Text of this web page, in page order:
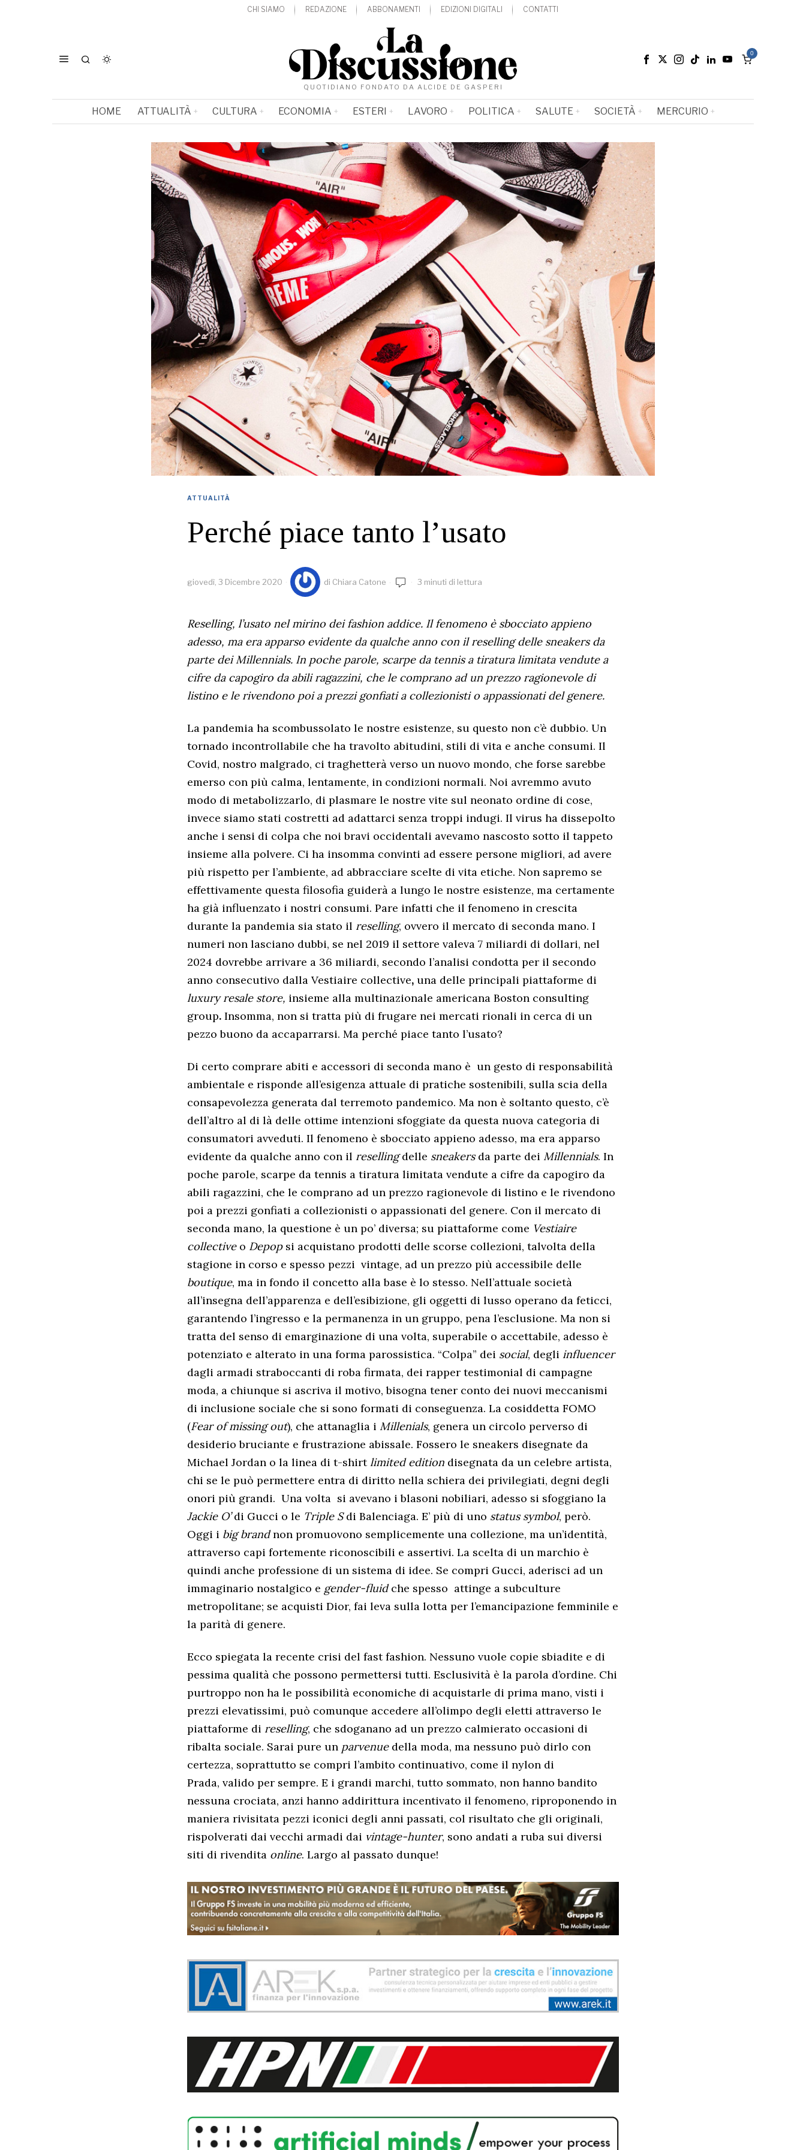
CHI SIAMO REDAZIONE ABBONAMENTI EDIZIONI DIGITALI CONTATTI
QUOTIDIANO FONDATO DA ALCIDE DE GASPERI
0
HOME ATTUALITÀ CULTURA ECONOMIA ESTERI LAVORO POLITICA SALUTE SOCIETÀ MERCURIO
ATTUALITÀ
Perché piace tanto l’usato
giovedì, 3 Dicembre 2020 di Chiara Catone 3 minuti di lettura
Reselling, l’usato nel mirino dei fashion addice. Il fenomeno è sbocciato appieno
adesso, ma era apparso evidente da qualche anno con il reselling delle sneakers da
parte dei Millennials. In poche parole, scarpe da tennis a tiratura limitata vendute a
cifre da capogiro da abili ragazzini, che le comprano ad un prezzo ragionevole di
listino e le rivendono poi a prezzi gonfiati a collezionisti o appassionati del genere.
La pandemia ha scombussolato le nostre esistenze, su questo non c’è dubbio. Un
tornado incontrollabile che ha travolto abitudini, stili di vita e anche consumi. Il
Covid, nostro malgrado, ci traghetterà verso un nuovo mondo, che forse sarebbe
emerso con più calma, lentamente, in condizioni normali. Noi avremmo avuto
modo di metabolizzarlo, di plasmare le nostre vite sul neonato ordine di cose,
invece siamo stati costretti ad adattarci senza troppi indugi. Il virus ha dissepolto
anche i sensi di colpa che noi bravi occidentali avevamo nascosto sotto il tappeto
insieme alla polvere. Ci ha insomma convinti ad essere persone migliori, ad avere
più rispetto per l’ambiente, ad abbracciare scelte di vita etiche. Non sapremo se
effettivamente questa filosofia guiderà a lungo le nostre esistenze, ma certamente
ha già influenzato i nostri consumi. Pare infatti che il fenomeno in crescita
durante la pandemia sia stato il reselling, ovvero il mercato di seconda mano. I
numeri non lasciano dubbi, se nel 2019 il settore valeva 7 miliardi di dollari, nel
2024 dovrebbe arrivare a 36 miliardi, secondo l’analisi condotta per il secondo
anno consecutivo dalla Vestiaire collective, una delle principali piattaforme di
luxury resale store, insieme alla multinazionale americana Boston consulting
group. Insomma, non si tratta più di frugare nei mercati rionali in cerca di un
pezzo buono da accaparrarsi. Ma perché piace tanto l’usato?
Di certo comprare abiti e accessori di seconda mano è un gesto di responsabilità
ambientale e risponde all’esigenza attuale di pratiche sostenibili, sulla scia della
consapevolezza generata dal terremoto pandemico. Ma non è soltanto questo, c’è
dell’altro al di là delle ottime intenzioni sfoggiate da questa nuova categoria di
consumatori avveduti. Il fenomeno è sbocciato appieno adesso, ma era apparso
evidente da qualche anno con il resellingdelle sneakersda parte dei Millennials. In
poche parole, scarpe da tennis a tiratura limitata vendute a cifre da capogiro da
abili ragazzini, che le comprano ad un prezzo ragionevole di listino e le rivendono
poi a prezzi gonfiati a collezionisti o appassionati del genere. Con il mercato di
seconda mano, la questione è un po’ diversa; su piattaforme come Vestiaire
collectiveo Depop si acquistano prodotti delle scorse collezioni, talvolta della
stagione in corso e spesso pezzi vintage, ad un prezzo più accessibile delle
boutique, ma in fondo il concetto alla base è lo stesso. Nell’attuale società
all’insegna dell’apparenza e dell’esibizione, gli oggetti di lusso operano da feticci,
garantendo l’ingresso e la permanenza in un gruppo, pena l’esclusione. Ma non si
tratta del senso di emarginazione di una volta, superabile o accettabile, adesso è
potenziato e alterato in una forma parossistica. “Colpa” dei social, degli influencer
dagli armadi straboccanti di roba firmata, dei rapper testimonial di campagne
moda, a chiunque si ascriva il motivo, bisogna tener conto dei nuovi meccanismi
di inclusione sociale che si sono formati di conseguenza. La cosiddetta FOMO
(Fear of missing out), che attanaglia i Millenials, genera un circolo perverso di
desiderio bruciante e frustrazione abissale. Fossero le sneakers disegnate da
Michael Jordan o la linea di t-shirtlimited edition disegnata da un celebre artista,
chi se le può permettere entra di diritto nella schiera dei privilegiati, degni degli
onori più grandi. Una volta si avevano i blasoni nobiliari, adesso si sfoggiano la
Jackie O’di Gucci o le Triple Sdi Balenciaga. E’ più di uno status symbol, però.
Oggi i big brandnon promuovono semplicemente una collezione, ma un’identità,
attraverso capi fortemente riconoscibili e assertivi. La scelta di un marchio è
quindi anche professione di un sistema di idee. Se compri Gucci, aderisci ad un
immaginario nostalgico e gender-fluidche spesso attinge a subculture
metropolitane; se acquisti Dior, fai leva sulla lotta per l’emancipazione femminile e
la parità di genere.
Ecco spiegata la recente crisi del fast fashion. Nessuno vuole copie sbiadite e di
pessima qualità che possono permettersi tutti. Esclusività è la parola d’ordine. Chi
purtroppo non ha le possibilità economiche di acquistarle di prima mano, visti i
prezzi elevatissimi, può comunque accedere all’olimpo degli eletti attraverso le
piattaforme di reselling, che sdoganano ad un prezzo calmierato occasioni di
ribalta sociale. Sarai pure un parvenuedella moda, ma nessuno può dirlo con
certezza, soprattutto se compri l’ambito continuativo, come il nylon di
Prada, valido per sempre. E i grandi marchi, tutto sommato, non hanno bandito
nessuna crociata, anzi hanno addirittura incentivato il fenomeno, riproponendo in
maniera rivisitata pezzi iconici degli anni passati, col risultato che gli originali,
rispolverati dai vecchi armadi dai vintage-hunter, sono andati a ruba sui diversi
siti di rivendita online. Largo al passato dunque!